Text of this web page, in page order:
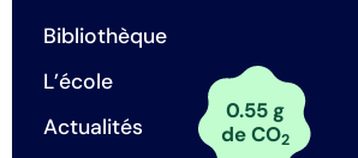
Bibliothèque
L’école
Actualités
0.55 g
de CO2